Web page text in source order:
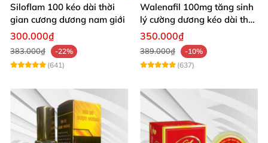
Siloflam 100 kéo dài thời
gian cương dương nam giới
300.000₫
383.000₫
-22%
(641)
Walenafil 100mg tăng sinh
lý cường dương kéo dài thời
gian
350.000₫
389.000₫
-10%
(637)